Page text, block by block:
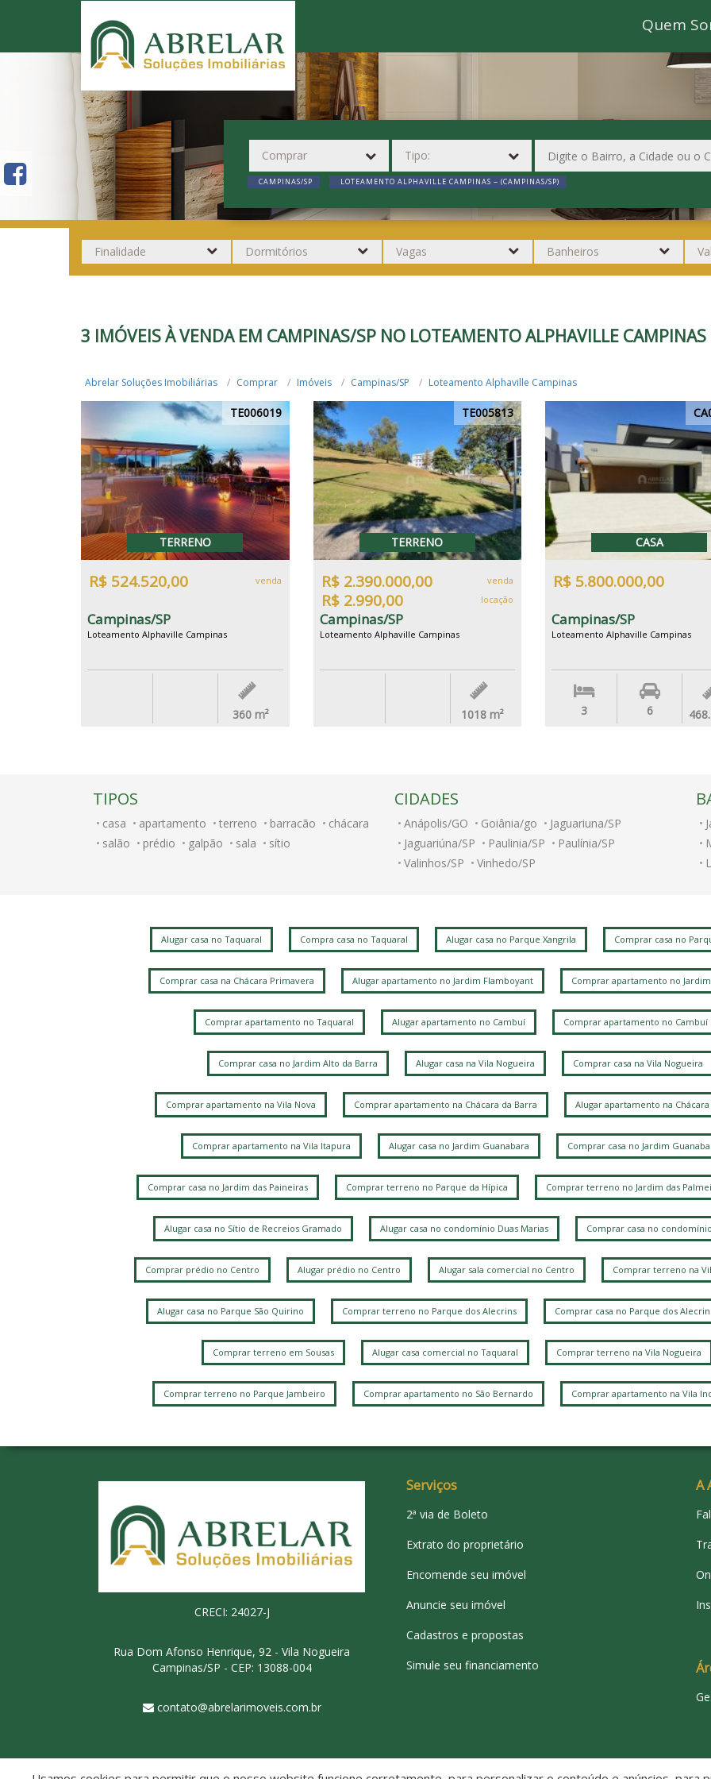
Quem
CAMPINAS/SP LOTEAMENTO ALPHAVILLE CAMPINAS ~ (CAMPINAS/SP)
3 IMÓVEIS À VENDA EM CAMPINAS/SP NO LOTEAMENTO ALPHAVILLE CAMPINAS
Abrelar Soluções Imobiliárias Comprar Imóveis Campinas/SP Loteamento Alphaville Campinas
TE006019
TERRENO
R$ 524.520,00 venda
Campinas/SP
Loteamento Alphaville Campinas
360 m²
TE005813
TERRENO
R$ 2.390.000,00 venda
R$ 2.990,00 locação
Campinas/SP
Loteamento Alphaville Campinas
1018 m²
CASA
R$ 5.800.000,00
Campinas/SP
Loteamento Alphaville Campinas
3 6
TIPOS
casa apartamento terreno barracão
chácara
salão
prédio galpão sala sítio
CIDADES
Anápolis/GO Goiânia/go
Jaguariuna/SP
Jaguariúna/SP
Paulinia/SP
Paulínia/SP
Valinhos/SP
Vinhedo/SP
Alugar casa no Taquaral Compra casa no Taquaral Alugar casa no Parque Xangrila Comprar casa no
Comprar casa na Chácara Primavera Alugar apartamento no Jardim Flamboyant Comprar apartamento no
Comprar apartamento no Taquaral Alugar apartamento no Cambuí Comprar apartamento no Cambuí
Comprar casa no Jardim Alto da Barra Alugar casa na Vila Nogueira Comprar casa na Vila Nogueira
Comprar apartamento na Vila Nova Comprar apartamento na Chácara da Barra Alugar apartamento na Chácara
Comprar apartamento na Vila Itapura Alugar casa no Jardim Guanabara Comprar casa no Jardim
Comprar casa no Jardim das Paineiras Comprar terreno no Parque da Hípica Comprar terreno no Jardim das
Alugar casa no Sítio de Recreios Gramado Alugar casa no condomínio Duas Marias Comprar casa no
Comprar prédio no Centro Alugar prédio no Centro Alugar sala comercial no Centro Comprar terreno na
Alugar casa no Parque São Quirino Comprar terreno no Parque dos Alecrins Comprar casa no Parque dos
Comprar terreno em Sousas Alugar casa comercial no Taquaral Comprar terreno na Vila Nogueira
Comprar terreno no Parque Jambeiro Comprar apartamento no São Bernardo Comprar apartamento na Vila
CRECI: 24027-J
Rua Dom Afonso Henrique, 92 - Vila Nogueira
Campinas/SP - CEP: 13088-004
contato@abrelarimoveis.com.br
Serviços
2ª via de Boleto
Extrato do proprietário
Encomende seu imóvel
Anuncie seu imóvel
Cadastros e propostas
Simule seu financiamento
A